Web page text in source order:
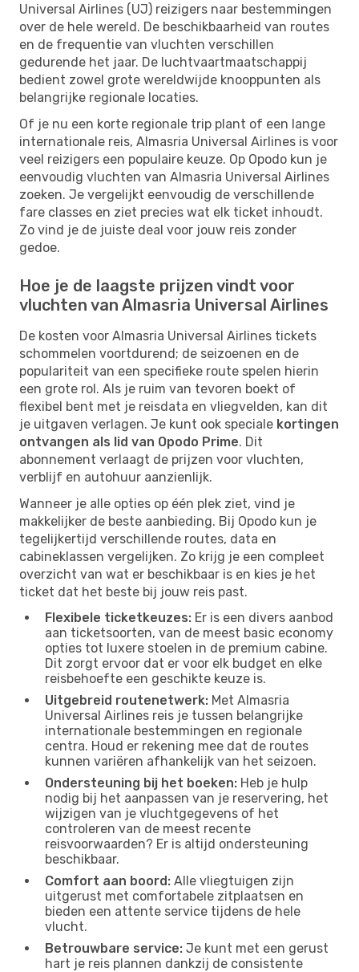
Universal Airlines (UJ) reizigers naar bestemmingen
over de hele wereld. De beschikbaarheid van routes
en de frequentie van vluchten verschillen
gedurende het jaar. De luchtvaartmaatschappij
bedient zowel grote wereldwijde knooppunten als
belangrijke regionale locaties.
Of je nu een korte regionale trip plant of een lange
internationale reis, Almasria Universal Airlines is voor
veel reizigers een populaire keuze. Op Opodo kun je
eenvoudig vluchten van Almasria Universal Airlines
zoeken. Je vergelijkt eenvoudig de verschillende
fare classes en ziet precies wat elk ticket inhoudt.
Zo vind je de juiste deal voor jouw reis zonder
gedoe.
Hoe je de laagste prijzen vindt voor
vluchten van Almasria Universal Airlines
De kosten voor Almasria Universal Airlines tickets
schommelen voortdurend; de seizoenen en de
populariteit van een specifieke route spelen hierin
een grote rol. Als je ruim van tevoren boekt of
flexibel bent met je reisdata en vliegvelden, kan dit
je uitgaven verlagen. Je kunt ook speciale kortingen
ontvangen als lid van Opodo Prime. Dit
abonnement verlaagt de prijzen voor vluchten,
verblijf en autohuur aanzienlijk.
Wanneer je alle opties op één plek ziet, vind je
makkelijker de beste aanbieding. Bij Opodo kun je
tegelijkertijd verschillende routes, data en
cabineklassen vergelijken. Zo krijg je een compleet
overzicht van wat er beschikbaar is en kies je het
ticket dat het beste bij jouw reis past.
Flexibele ticketkeuzes: Er is een divers aanbod
aan ticketsoorten, van de meest basic economy
opties tot luxere stoelen in de premium cabine.
Dit zorgt ervoor dat er voor elk budget en elke
reisbehoefte een geschikte keuze is.
Uitgebreid routenetwerk: Met Almasria
Universal Airlines reis je tussen belangrijke
internationale bestemmingen en regionale
centra. Houd er rekening mee dat de routes
kunnen variëren afhankelijk van het seizoen.
Ondersteuning bij het boeken: Heb je hulp
nodig bij het aanpassen van je reservering, het
wijzigen van je vluchtgegevens of het
controleren van de meest recente
reisvoorwaarden? Er is altijd ondersteuning
beschikbaar.
Comfort aan boord: Alle vliegtuigen zijn
uitgerust met comfortabele zitplaatsen en
bieden een attente service tijdens de hele
vlucht.
Betrouwbare service: Je kunt met een gerust
hart je reis plannen dankzij de consistente